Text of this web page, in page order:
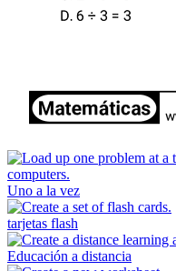
Uno a la vez
tarjetas flash
Educación a distancia